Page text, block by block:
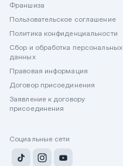
Франшиза
Пользовательское соглашение
Политика конфиденциальности
Сбор и обработка персональных
данных
Правовая информация
Договор присоединения
Заявление к договору
присоединения
Социальные сети